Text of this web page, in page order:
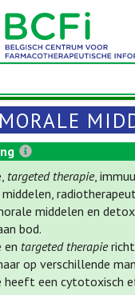
targeted therapie,
middelen en
bod.
en targeted therapie
op verschillende
heeft een cytotoxisch